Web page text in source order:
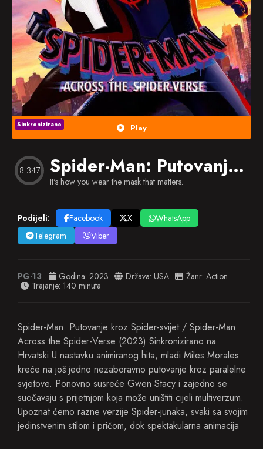
Nasumično
Favorites
Play
Sinkronizirano
8.347 Spider-Man: Putovanje kroz Spider-svijet
It's how you wear the mask that matters.
Podijeli: Facebook X
WhatsApp
Telegram
Viber
PG-13 Godina: 2023 Država: USA Žanr: Action
Trajanje: 140 minuta
Spider-Man: Putovanje kroz Spider-svijet / Spider-Man:
Across the Spider-Verse (2023) Sinkronizirano na
Hrvatski U nastavku animiranog hita, mladi Miles Morales
kreće na još jedno nezaboravno putovanje kroz paralelne
svjetove. Ponovno susreće Gwen Stacy i zajedno se
suočavaju s prijetnjom koja može uništiti cijeli multiverzum.
Upoznat ćemo razne verzije Spider-junaka, svaki sa svojim
jedinstvenim stilom i pričom, dok spektakularna animacija
…